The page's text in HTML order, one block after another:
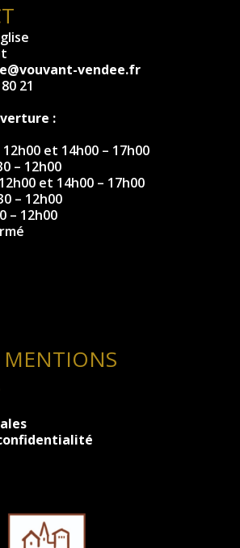
vendee.fr
21
:
et 14h00 – 17h00
– 12h00
et 14h00 – 17h00
– 12h00
– 12h00